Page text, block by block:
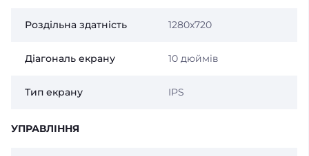
Роздільна здатність 1280x720
Діагональ екрану 10 дюймів
Тип екрану IPS
УПРАВЛІННЯ